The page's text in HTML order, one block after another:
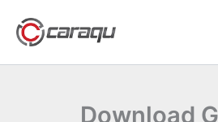
konten
Download